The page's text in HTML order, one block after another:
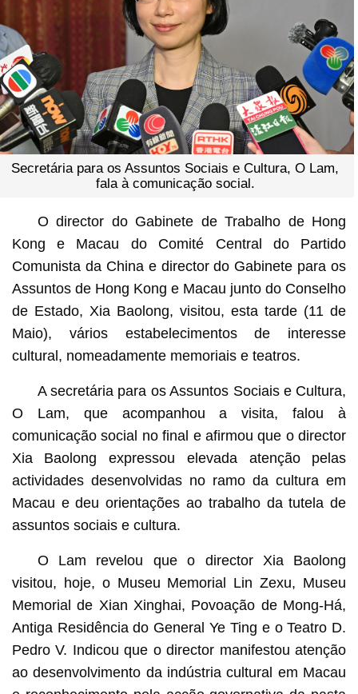
Secretária para os Assuntos Sociais e Cultura, O Lam,
fala à comunicação social.
O director do Gabinete de Trabalho de Hong
Kong e Macau do Comité Central do Partido
Comunista da China e director do Gabinete para os
Assuntos de Hong Kong e Macau junto do Conselho
de Estado, Xia Baolong, visitou, esta tarde (11 de
Maio), vários estabelecimentos de interesse
cultural, nomeadamente memoriais e teatros.
A secretária para os Assuntos Sociais e Cultura,
O Lam, que acompanhou a visita, falou à
comunicação social no final e afirmou que o director
Xia Baolong expressou elevada atenção pelas
actividades desenvolvidas no ramo da cultura em
Macau e deu orientações ao trabalho da tutela de
assuntos sociais e cultura.
O Lam revelou que o director Xia Baolong
visitou, hoje, o Museu Memorial Lin Zexu, Museu
Memorial de Xian Xinghai, Povoação de Mong-Há,
Antiga Residência do General Ye Ting e o Teatro D.
Pedro V. Indicou que o director manifestou atenção
ao desenvolvimento da indústria cultural em Macau